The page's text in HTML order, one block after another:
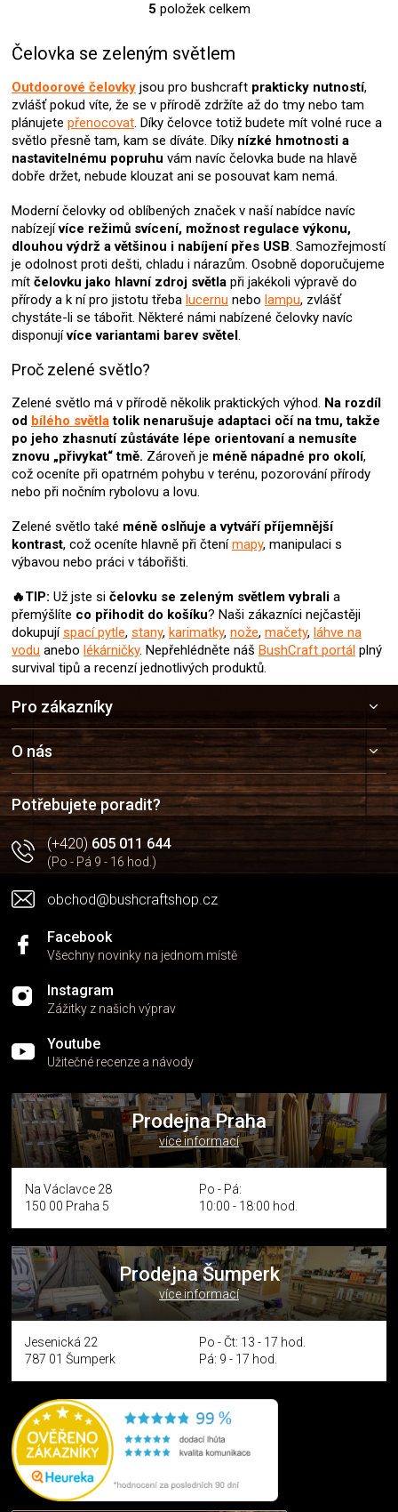
O
l
d
a
c
í
p
r
v
y
v
ý
p
i
s
u
5 položek celkem
Čelovka se zeleným světlem
Outdoorové čelovky jsou pro bushcraft prakticky nutností,
zvlášť pokud víte, že se v přírodě zdržíte až do tmy nebo tam
plánujete přenocovat. Díky čelovce totiž budete mít volné ruce a
světlo přesně tam, kam se díváte. Díky nízké hmotnosti a
nastavitelnému popruhu vám navíc čelovka bude na hlavě
dobře držet, nebude klouzat ani se posouvat kam nemá.
Moderní čelovky od oblíbených značek v naší nabídce navíc
nabízejí více režimů svícení, možnost regulace výkonu,
dlouhou výdrž a většinou i nabíjení přes USB. Samozřejmostí
je odolnost proti dešti, chladu i nárazům. Osobně doporučujeme
mít čelovku jako hlavní zdroj světla při jakékoli výpravě do
přírody a k ní pro jistotu třeba lucernu nebo lampu, zvlášť
chystáte-li se tábořit. Některé námi nabízené čelovky navíc
disponujívíce variantami barev světel.
Proč zelené světlo?
Zelené světlo má v přírodě několik praktických výhod. Na rozdíl
od bílého světlatolik nenarušuje adaptaci očí na tmu, takže
po jeho zhasnutí zůstáváte lépe orientovaní a nemusíte
znovu „přivykat“ tmě. Zároveň je méně nápadné pro okolí,
což oceníte při opatrném pohybu v terénu, pozorování přírody
nebo při nočním rybolovu a lovu.
Zelené světlo také méně oslňuje a vytváří příjemnější
kontrast, což oceníte hlavně při čtenímapy, manipulaci s
výbavou nebo práci v tábořišti.
🔥TIP: Už jste si čelovku se zeleným světlemvybrali a
přemýšlíte co přihodit do košíku? Naši zákazníci nejčastěji
dokupujíspací pytle, stany, karimatky, nože, mačety, láhve na
vodu anebo lékárničky. Nepřehlédněte náš BushCraft portál plný
survival tipů a recenzí jednotlivých produktů.
a
t
í
Pro zákazníky
O nás
Potřebujete poradit?
(+420)605 011 644
(Po - Pá 9 - 16 hod.)
obchod@bushcraftshop.cz
Facebook
Všechny novinky na jednom místě
Instagram
Zážitky z našich výprav
Youtube
Užitečné recenze a návody
Prodejna Praha
více informací
Na Václavce 28
150 00 Praha 5
Po - Pá:
10:00 - 18:00 hod.
Prodejna Šumperk
více informací
Jesenická 22
787 01 Šumperk
Po - Čt: 13 - 17 hod.
Pá: 9 - 17 hod.